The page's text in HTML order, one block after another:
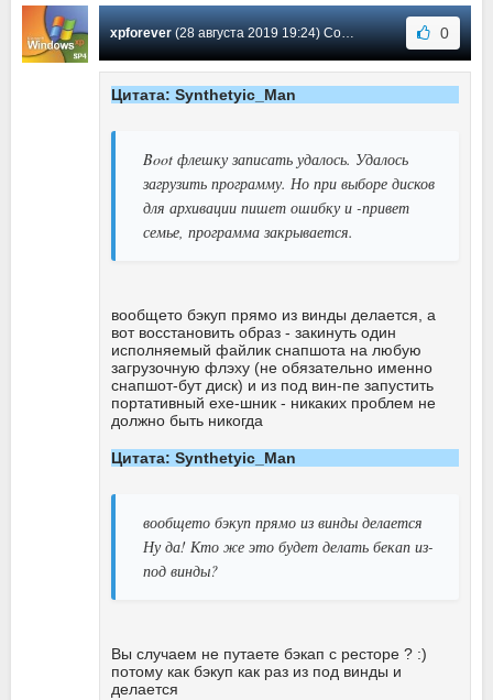
xpforever(28 августа 2019 19:24) Сообщение #270 0
Цитата: Synthetyic_Man
Boot флешку записать удалось. Удалось
загрузить программу. Но при выборе дисков
для архивации пишет ошибку и -привет
семье, программа закрывается.
вообщето бэкуп прямо из винды делается, а
вот восстановить образ - закинуть один
исполняемый файлик снапшота на любую
загрузочную флэху (не обязательно именно
снапшот-бут диск) и из под вин-пе запустить
портативный ехе-шник - никаких проблем не
должно быть никогда
Цитата: Synthetyic_Man
вообщето бэкуп прямо из винды делается
Ну да! Кто же это будет делать бекап из-
под винды?
Вы случаем не путаете бэкап с ресторе ? :)
потому как бэкуп как раз из под винды и
делается